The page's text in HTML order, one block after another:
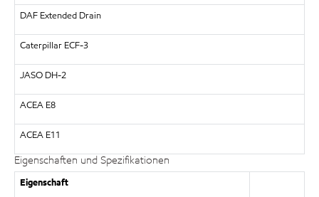
DAF Extended Drain
Caterpillar ECF-3
JASO DH-2
ACEA E8
ACEA E11
Eigenschaften und Spezifikationen
Eigenschaft